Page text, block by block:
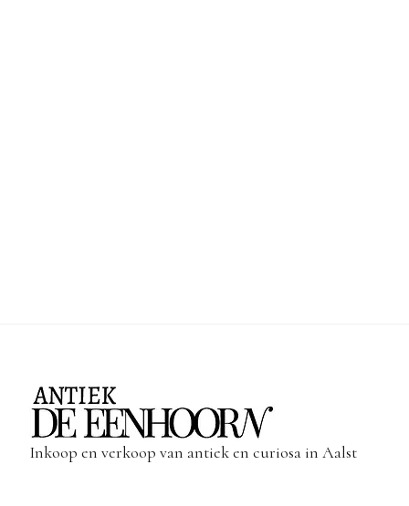
Inkoop en verkoop van antiek en curiosa in Aalst